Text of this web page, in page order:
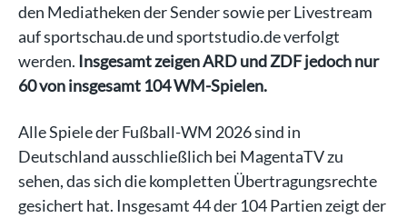
den Mediatheken der Sender sowie per Livestream
auf sportschau.de und sportstudio.de verfolgt
werden. Insgesamt zeigen ARD und ZDF jedoch nur
60 von insgesamt 104 WM-Spielen.
Alle Spiele der Fußball-WM 2026 sind in
Deutschland ausschließlich bei MagentaTV zu
sehen, das sich die kompletten Übertragungsrechte
gesichert hat. Insgesamt 44 der 104 Partien zeigt der